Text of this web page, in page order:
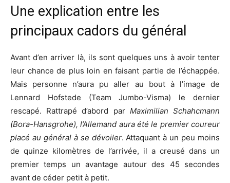
Une explication entre les
principaux cadors du général
Avant d’en arriver là, ils sont quelques uns à avoir tenter
leur chance de plus loin en faisant partie de l’échappée.
Mais personne n’aura pu aller au bout à l’image de
Lennard Hofstede (Team Jumbo-Visma) le dernier
rescapé. Rattrapé d’abord par Maximilian Schahcmann
(Bora-Hansgrohe), l’Allemand aura été le premier coureur
placé au général à se dévoiler. Attaquant à un peu moins
de quinze kilomètres de l’arrivée, il a creusé dans un
premier temps un avantage autour des 45 secondes
avant de céder petit à petit.